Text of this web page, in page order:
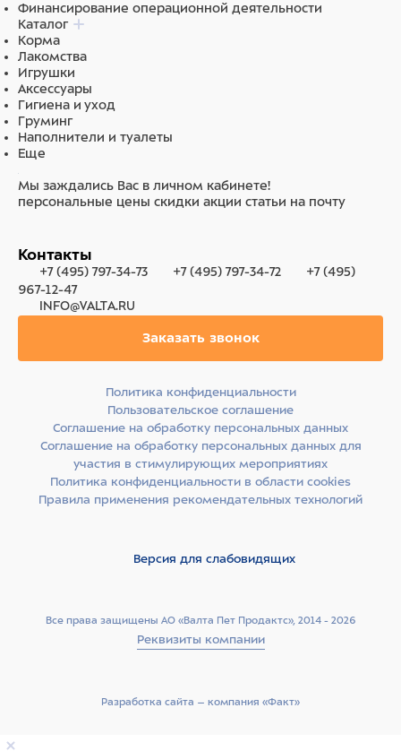
Финансирование операционной деятельности
Каталог
Корма
Лакомства
Игрушки
Аксессуары
Гигиена и уход
Груминг
Наполнители и туалеты
Еще
Мы заждались Вас в личном кабинете!
персональные цены скидки акции статьи на почту
Контакты
+7 (495) 797-34-73 +7 (495) 797-34-72
+7 (495)
967-12-47
INFO@VALTA.RU
Заказать звонок
Все права защищены АО «Валта Пет Продактс», 2014 - 2026
Реквизиты компании
Политика конфиденциальности
Пользовательское соглашение
Соглашение на обработку персональных данных
Соглашение на обработку персональных данных для
участия в стимулирующих мероприятиях
Политика конфиденциальности в области cookies
Правила применения рекомендательных технологий
Версия для слабовидящих
Разработка сайта –­ компания «Факт»